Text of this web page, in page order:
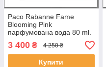
Paco Rabanne Fame
Blooming Pink
парфумована вода 80 ml.
(Пако Рабан Фем Блумінг
Пінк)
3 400 ₴ 4 250 ₴
Купити